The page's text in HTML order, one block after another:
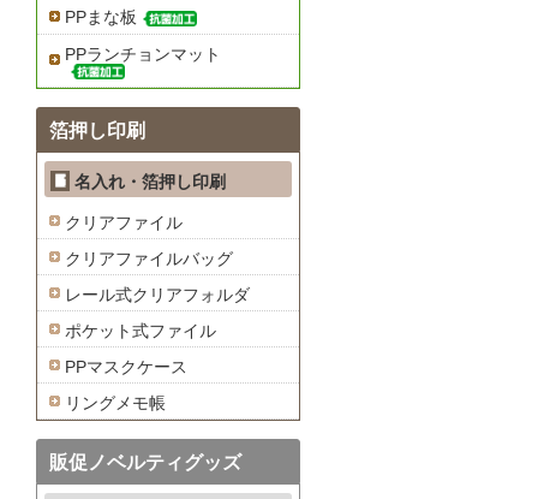
PPまな板
PPランチョンマット
箔押し印刷
名入れ・箔押し印刷
クリアファイル
クリアファイルバッグ
レール式クリアフォルダ
ポケット式ファイル
PPマスクケース
リングメモ帳
販促ノベルティグッズ